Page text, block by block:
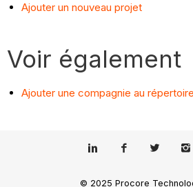
Ajouter un nouveau projet
Voir également
Ajouter une compagnie au répertoire
© 2025 Procore